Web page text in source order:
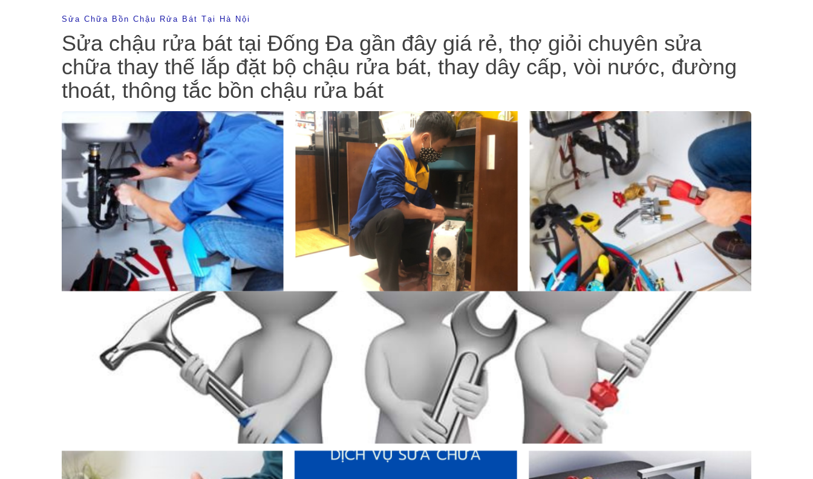
Sửa Chữa Bồn Chậu Rửa Bát Tại Hà Nội
Sửa chậu rửa bát tại Đống Đa gần đây giá rẻ, thợ giỏi chuyên sửa
chữa thay thế lắp đặt bộ chậu rửa bát, thay dây cấp, vòi nước, đường
thoát, thông tắc bồn chậu rửa bát